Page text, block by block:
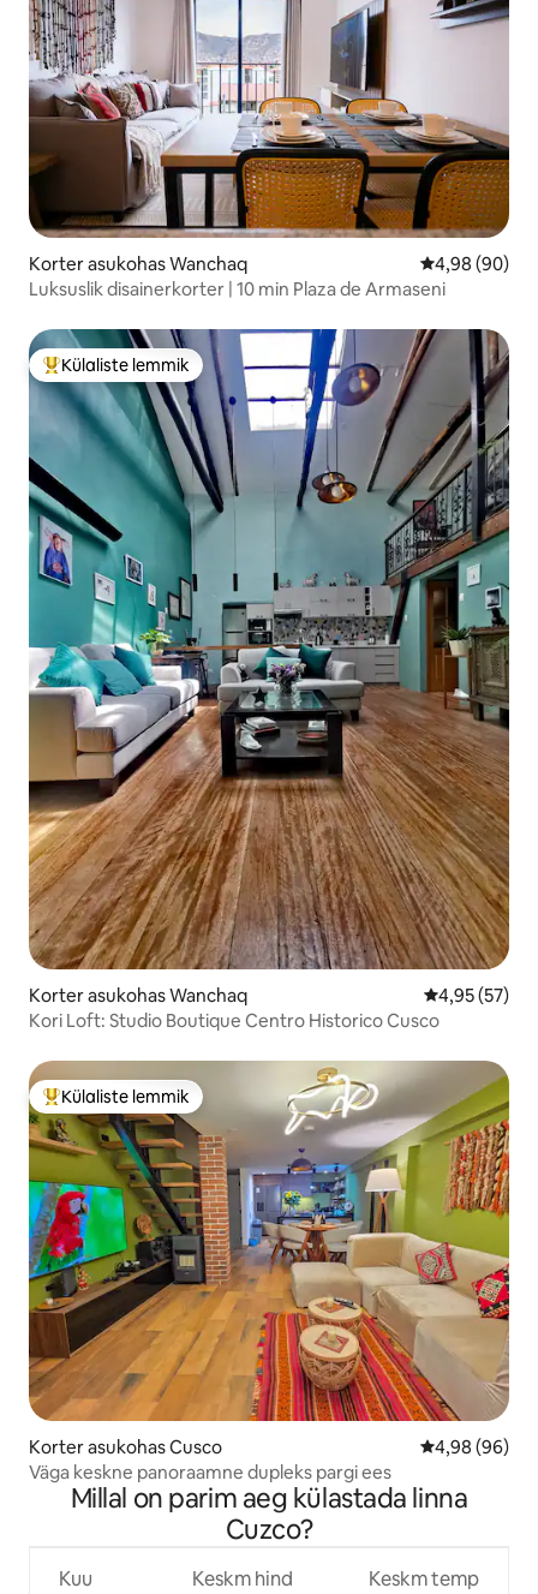
Korter asukohas Wanchaq Keskmine
4,98 (90)
Luksuslik disainerkorter | 10 min Plaza de Armaseni
Külaliste suur lemmik
Külaliste lemmik
Korter asukohas Wanchaq Keskmine
4,95 (57)
Kori Loft: Studio Boutique Centro Historico Cusco
Külaliste suur lemmik
Külaliste lemmik
Korter asukohas Cusco Keskmine
4,98 (96)
Väga keskne panoraamne dupleks pargi ees
Millal on parim aeg külastada linna
Cuzco?
Kuu Keskm hind Keskm temp